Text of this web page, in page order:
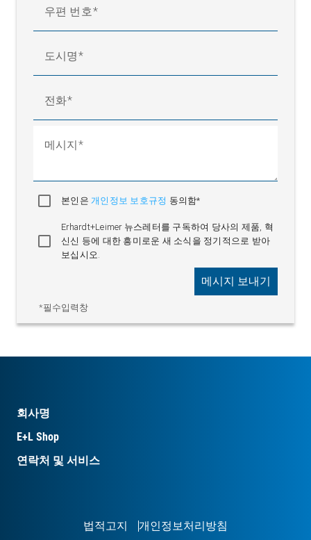
우편 번호
도시명
전화
메시지
본인은 개인정보 보호규정 동의함*
Erhardt+Leimer 뉴스레터를 구독하여 당사의 제품, 혁
신신 등에 대한 흥미로운 새 소식을 정기적으로 받아
보십시오.
*필수입력창
메시지 보내기
회사명
E+L Shop
연락처 및 서비스
법적고지 개인정보처리방침